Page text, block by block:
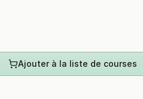
Ajouter à la liste de courses